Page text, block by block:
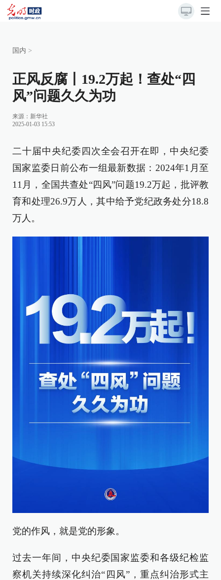
国内 >
正风反腐丨19.2万起！查处“四
风”问题久久为功
来源： 新华社
2025-01-03 15:53
二十届中央纪委四次全会召开在即，中央纪委
国家监委日前公布一组最新数据：2024年1月至
11月，全国共查处“四风”问题19.2万起，批评教
育和处理26.9万人，其中给予党纪政务处分18.8
万人。
党的作风，就是党的形象。
过去一年间，中央纪委国家监委和各级纪检监
察机关持续深化纠治“四风”，重点纠治形式主